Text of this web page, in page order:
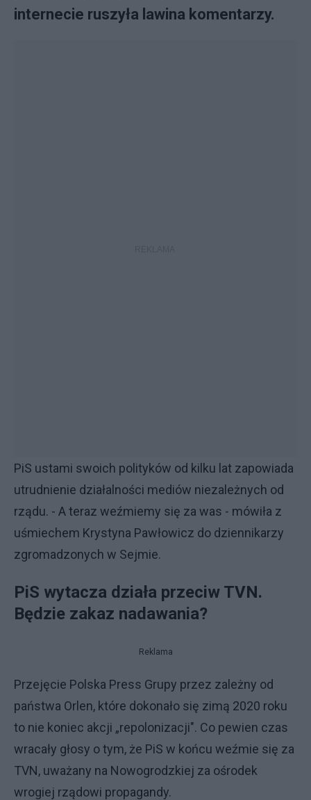
internecie ruszyła lawina komentarzy.
PiS ustami swoich polityków od kilku lat zapowiada
utrudnienie działalności mediów niezależnych od
rządu. - A teraz weźmiemy się za was - mówiła z
uśmiechem Krystyna Pawłowicz do dziennikarzy
zgromadzonych w Sejmie.
PiS wytacza działa przeciw TVN.
Będzie zakaz nadawania?
Reklama
Przejęcie Polska Press Grupy przez zależny od
państwa Orlen, które dokonało się zimą 2020 roku
to nie koniec akcji „repolonizacji". Co pewien czas
wracały głosy o tym, że PiS w końcu weźmie się za
TVN, uważany na Nowogrodzkiej za ośrodek
wrogiej rządowi propagandy.